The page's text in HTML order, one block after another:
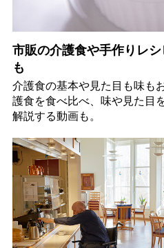
市販の介護食や手作りレ
も
介護食の基本や見た目も味も
護食を食べ比べ、味や見た目
解説する動画も。